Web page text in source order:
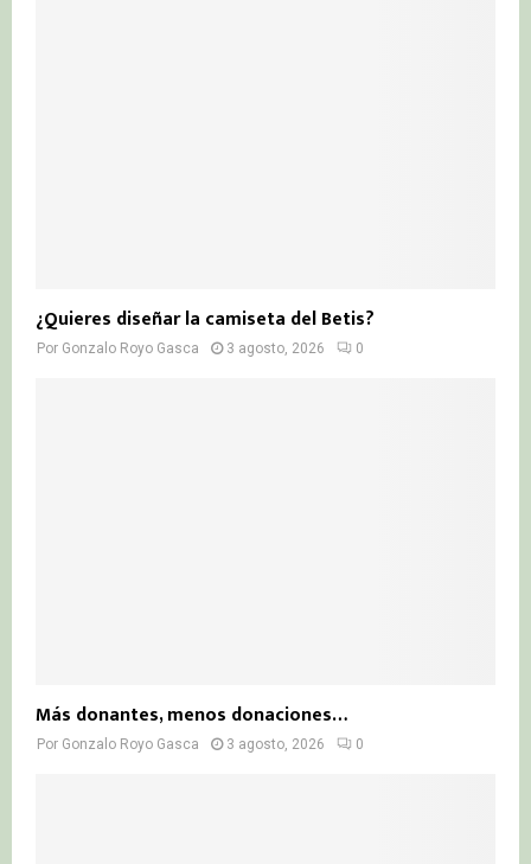
¿Quieres diseñar la camiseta del Betis?
Por Gonzalo Royo Gasca 3 agosto, 2026 0
Más donantes, menos donaciones…
Por Gonzalo Royo Gasca 3 agosto, 2026 0